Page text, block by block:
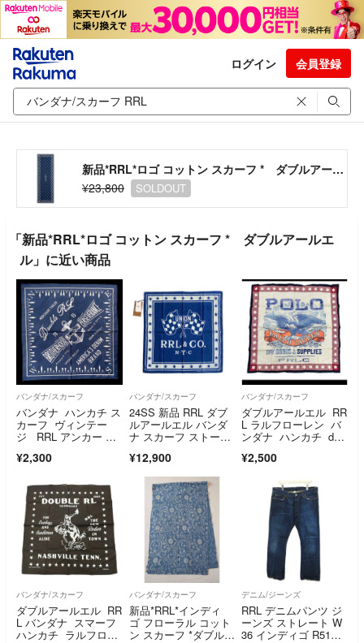
ログイン 会員登録
新品*RRL*ロゴ コットン スカーフ * ダブルアールエル
¥23,800
SOLDOUT
「新品*RRL*ロゴ コットン スカーフ * ダブルアールエ
ル」に近い商品
バンダナ/スカーフ
バンダナ ハンカチ ス
カーフ ヴィンテー
ジ RRL アンカー 新
¥2,300
バンダナ/スカーフ
24SS 新品 RRL ダブ
ルアールエル バンダ
ナ スカーフ ストー
¥12,900
バンダナ/スカーフ
ダブルアールエル RR
L ラルフローレン バ
ンダナ ハンカチ dou
¥2,500
バンダナ/スカーフ
ダブルアールエル RR
L バンダナ スマーフ
ハンカチ ラルフロー
バンダナ/スカーフ
新品*RRL*インディ
ゴ フローラル コット
ン スカーフ *ダブルア
デニム/ジーンズ
RRL デニムパンツ ジ
ーンズ ストレート W
36 インディゴ R51RB